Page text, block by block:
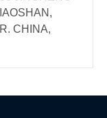
CHINA,